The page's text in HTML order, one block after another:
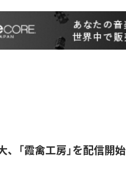
、「霞禽工房」を配信開始